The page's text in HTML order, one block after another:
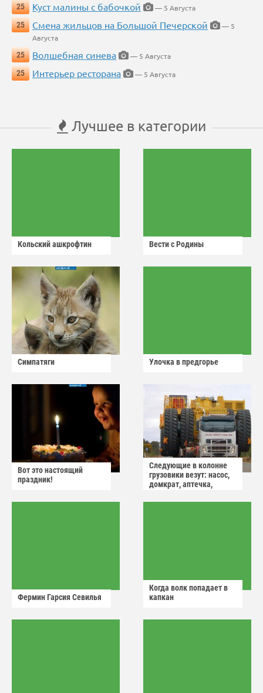
25
Куст малины с бабочкой
— 5 Августа
25
Смена жильцов на Большой Печерской
— 5
Августа
25
Волшебная синева
— 5 Августа
25
Интерьер ресторана — 5 Августа
Лучшее в категории
Кольский ашкрофтин Вести с Родины
Симпатяги Улочка в предгорье
Вот это настоящий
праздник!
Следующие в колонне
грузовики везут: насос,
домкрат, аптечка,
Фермин Гарсия Севилья
Когда волк попадает в
капкан